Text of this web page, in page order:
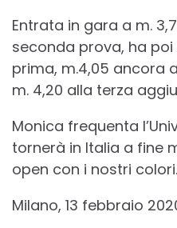
Entrata in gara a m.
seconda prova, ha
prima, m.4,05 ancora
m. 4,20 alla terza
Monica frequenta
tornerà in Italia a fine
open con i nostri colori.
Milano, 13 febbraio